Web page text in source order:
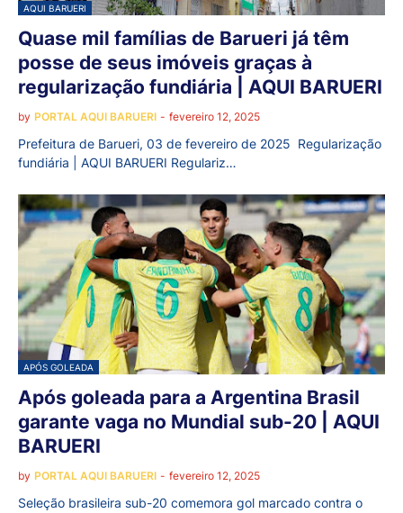
AQUI BARUERI
Quase mil famílias de Barueri já têm
posse de seus imóveis graças à
regularização fundiária | AQUI BARUERI
by PORTAL AQUI BARUERI - fevereiro 12, 2025
Prefeitura de Barueri, 03 de fevereiro de 2025 Regularização
fundiária | AQUI BARUERI Regulariz…
APÓS GOLEADA
Após goleada para a Argentina Brasil
garante vaga no Mundial sub-20 | AQUI
BARUERI
by PORTAL AQUI BARUERI - fevereiro 12, 2025
Seleção brasileira sub-20 comemora gol marcado contra o